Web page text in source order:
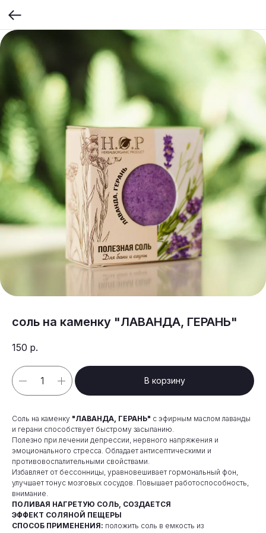
соль на каменку "ЛАВАНДА, ГЕРАНЬ"
150 р.
В корзину
Соль на каменку "ЛАВАНДА, ГЕРАНЬ" с эфирным маслом лаванды
и герани способствует быстрому засыпанию.
Полезно при лечении депрессии, нервного напряжения и
эмоционального стресса. Обладает антисептическими и
противовоспалительными свойствами.
Избавляет от бессонницы, уравновешивает гормональный фон,
улучшает тонус мозговых сосудов. Повышает работоспособность,
внимание.
ПОЛИВАЯ НАГРЕТУЮ СОЛЬ, СОЗДАЕТСЯ
ЭФФЕКТ СОЛЯНОЙ ПЕЩЕРЫ
СПОСОБ ПРИМЕНЕНИЯ: положить соль в емкость из